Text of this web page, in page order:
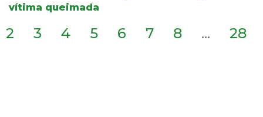
vítima queimada
2 3 4 5 6 7 8 ... 28